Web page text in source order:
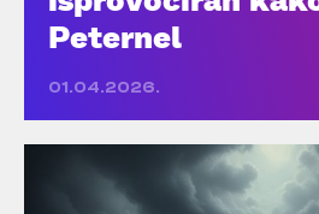
Peternel
01.04.2026.